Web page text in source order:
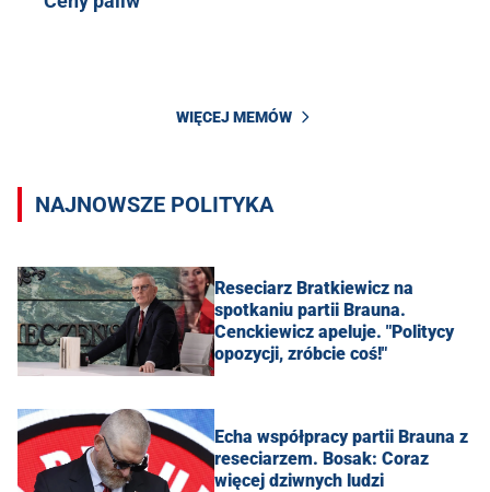
WIĘCEJ MEMÓW
NAJNOWSZE POLITYKA
Reseciarz Bratkiewicz na
spotkaniu partii Brauna.
Cenckiewicz apeluje. "Politycy
opozycji, zróbcie coś!"
Echa współpracy partii Brauna z
reseciarzem. Bosak: Coraz
więcej dziwnych ludzi